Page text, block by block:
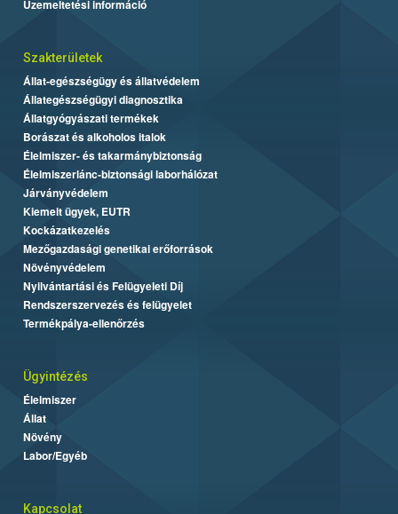
Üzemeltetési információ
Szakterületek
Állat-egészségügy és állatvédelem
Állategészségügyi diagnosztika
Állatgyógyászati termékek
Borászat és alkoholos italok
Élelmiszer- és takarmánybiztonság
Élelmiszerlánc-biztonsági laborhálózat
Járványvédelem
Kiemelt ügyek, EUTR
Kockázatkezelés
Mezőgazdasági genetikai erőforrások
Növényvédelem
Nyilvántartási és Felügyeleti Díj
Rendszerszervezés és felügyelet
Termékpálya-ellenőrzés
Ügyintézés
Élelmiszer
Állat
Növény
Labor/Egyéb
Kapcsolat